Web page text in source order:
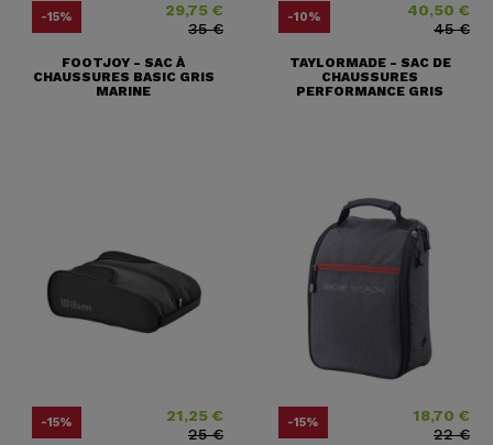
-15% 29,75 €
Prix ​​habituel
35 €
FOOTJOY - SAC À
CHAUSSURES BASIC GRIS
MARINE
-10% 40,50 €
Prix ​​habituel
45 €
TAYLORMADE - SAC DE
CHAUSSURES
PERFORMANCE GRIS
-15% 21,25 €
Prix ​​habituel
25 €
-15% 18,70 €
Prix ​​habituel
22 €